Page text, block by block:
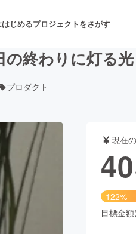
はじめるプロジェクトをさがす
舞台・パフォーマンス
終わりに灯る光
プロダクト
現在
122%
目標金